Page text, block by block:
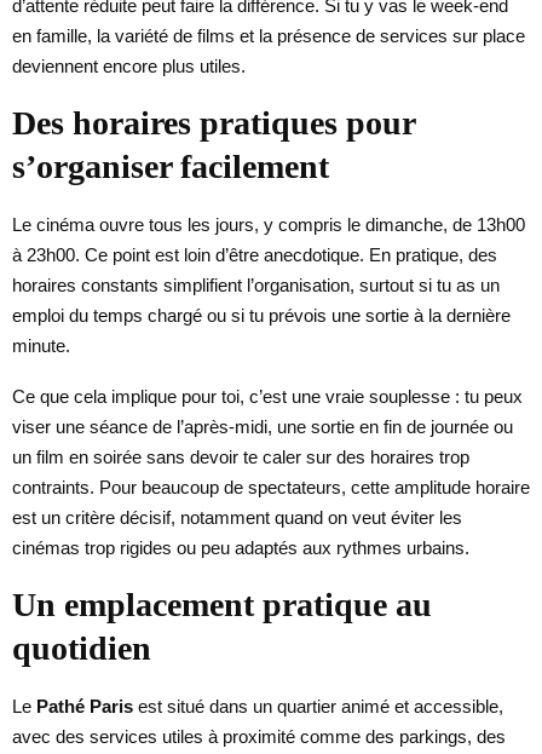
d’attente réduite peut faire la différence. Si tu y vas le week-end
en famille, la variété de films et la présence de services sur place
deviennent encore plus utiles.
Des horaires pratiques pour
s’organiser facilement
Le cinéma ouvre tous les jours, y compris le dimanche, de 13h00
à 23h00. Ce point est loin d’être anecdotique. En pratique, des
horaires constants simplifient l’organisation, surtout si tu as un
emploi du temps chargé ou si tu prévois une sortie à la dernière
minute.
Ce que cela implique pour toi, c’est une vraie souplesse : tu peux
viser une séance de l’après-midi, une sortie en fin de journée ou
un film en soirée sans devoir te caler sur des horaires trop
contraints. Pour beaucoup de spectateurs, cette amplitude horaire
est un critère décisif, notamment quand on veut éviter les
cinémas trop rigides ou peu adaptés aux rythmes urbains.
Un emplacement pratique au
quotidien
Le Pathé Paris est situé dans un quartier animé et accessible,
avec des services utiles à proximité comme des parkings, des